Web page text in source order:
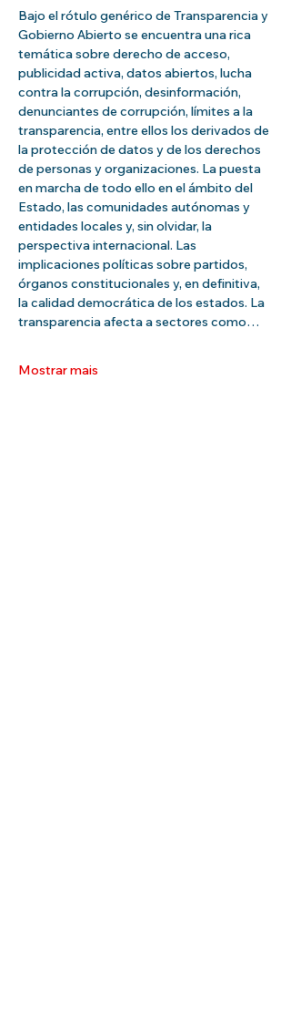
Bajo el rótulo genérico de Transparencia y
Gobierno Abierto se encuentra una rica
temática sobre derecho de acceso,
publicidad activa, datos abiertos, lucha
contra la corrupción, desinformación,
denunciantes de corrupción, límites a la
transparencia, entre ellos los derivados de
la protección de datos y de los derechos
de personas y organizaciones. La puesta
en marcha de todo ello en el ámbito del
Estado, las comunidades autónomas y
entidades locales y, sin olvidar, la
perspectiva internacional. Las
implicaciones políticas sobre partidos,
órganos constitucionales y, en definitiva,
la calidad democrática de los estados. La
transparencia afecta a sectores como…
Mostrar mais